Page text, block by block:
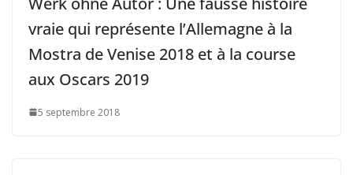
vraie qui représente l’Allemagne à la
Mostra de Venise 2018 et à la course
aux Oscars 2019
5 septembre 2018